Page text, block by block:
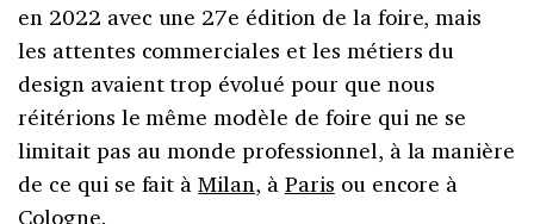
en 2022 avec une 27e édition de la foire, mais
les attentes commerciales et les métiers du
design avaient trop évolué pour que nous
réitérions le même modèle de foire qui ne se
limitait pas au monde professionnel, à la manière
de ce qui se fait àMilan, à Paris ou encore à
Cologne.